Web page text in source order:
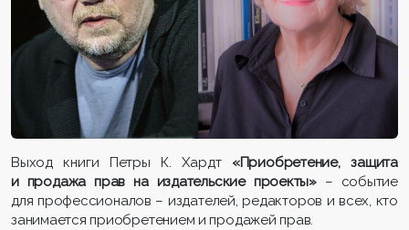
Выход книги Петры К. Хардт «Приобретение, защита
и продажа прав на издательские проекты» – событие
для профессионалов – издателей, редакторов и всех, кто
занимается приобретением и продажей прав.